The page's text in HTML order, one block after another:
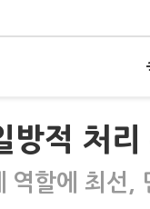
방적 처
역할에 최선,